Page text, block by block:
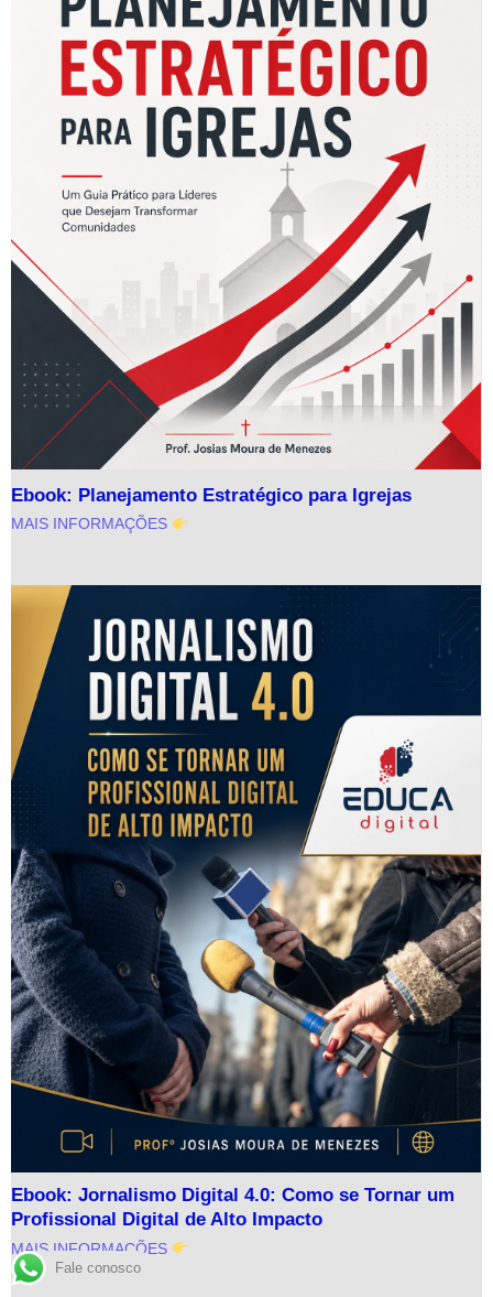
Ebook: Planejamento Estratégico para Igrejas
MAIS INFORMAÇÕES
Ebook: Jornalismo Digital 4.0: Como se Tornar um
Profissional Digital de Alto Impacto
MAIS INFORMAÇÕES
Fale conosco